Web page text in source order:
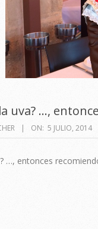
uva? …,
ON: 5 JULIO, 2014
…, entonces